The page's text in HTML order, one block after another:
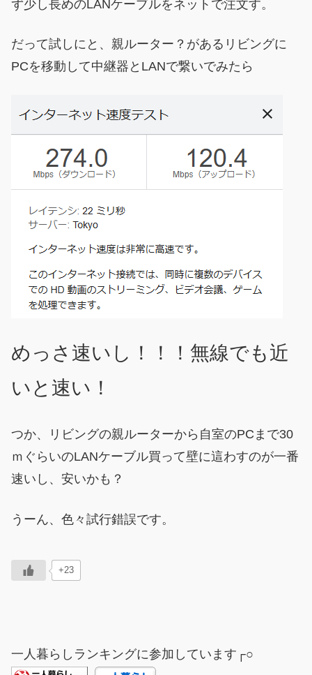
ず少し長めのLANケーブルをネットで注文す。
だって試しにと、親ルーター？があるリビングに
PCを移動して中継器とLANで繋いでみたら
めっさ速いし！！！無線でも近
いと速い！
つか、リビングの親ルーターから自室のPCまで30
ｍぐらいのLANケーブル買って壁に這わすのが一番
速いし、安いかも？
うーん、色々試行錯誤です。
+23
一人暮らしランキングに参加しています┌○